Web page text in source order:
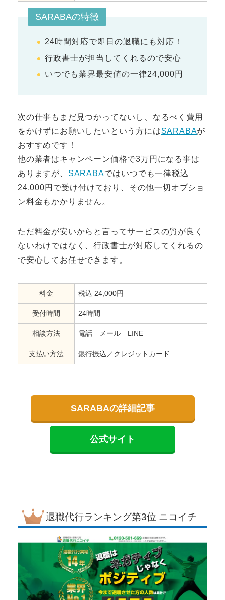
SARABAの特徴
24時間対応で即日の退職にも対応！
行政書士が担当してくれるので安心
いつでも業界最安値の一律24,000円
次の仕事もまだ見つかってないし、なるべく費用
をかけずにお願いしたいという方にはSARABAが
おすすめです！
他の業者はキャンペーン価格で3万円になる事は
ありますが、 SARABAではいつでも一律税込
24,000円で受け付けており、その他一切オプショ
ン料金もかかりません。
ただ料金が安いからと言ってサービスの質が良く
ないわけではなく、行政書士が対応してくれるの
で安心してお任せできます。
料金 税込 24,000円
受付時間 24時間
相談方法 電話 メール LINE
支払い方法 銀行振込／クレジットカード
SARABAの詳細記事
公式サイト
退職代行ランキング第3位 ニコイチ